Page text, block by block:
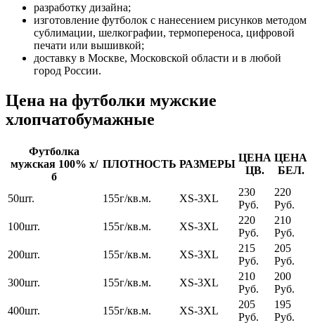
разработку дизайна;
изготовление футболок с нанесением рисунков методом
сублимации, шелкографии, термопереноса, цифровой
печати или вышивкой;
доставку в Москве, Московской области и в любой
город России.
Цена на футболки мужские
хлопчатобумажные
Футболка
мужская 100% х/
б
ПЛОТНОСТЬ РАЗМЕРЫ
ЦЕНА
ЦВ.
ЦЕНА
БЕЛ.
50шт. 155г/кв.м. XS-3XL
230
Руб.
220
Руб.
100шт.
155г/кв.м. XS-3XL
220
Руб.
210
Руб.
200шт.
155г/кв.м. XS-3XL
215
Руб.
205
Руб.
300шт.
155г/кв.м. XS-3XL
210
Руб.
200
Руб.
400шт.
155г/кв.м. XS-3XL
205
Руб.
195
Руб.